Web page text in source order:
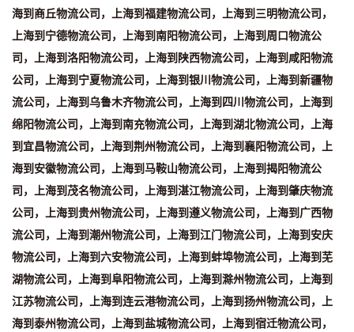
海到商丘物流公司，上海到福建物流公司，上海到三明物流公司，
上海到宁德物流公司，上海到南阳物流公司，上海到周口物流公
司，上海到洛阳物流公司，上海到陕西物流公司，上海到咸阳物流
公司，上海到宁夏物流公司，上海到银川物流公司，上海到新疆物
流公司，上海到乌鲁木齐物流公司，上海到四川物流公司，上海到
绵阳物流公司，上海到南充物流公司，上海到湖北物流公司，上海
到宜昌物流公司，上海到荆州物流公司，上海到襄阳物流公司，上
海到安徽物流公司，上海到马鞍山物流公司，上海到揭阳物流公
司，上海到茂名物流公司，上海到湛江物流公司，上海到肇庆物流
公司，上海到贵州物流公司，上海到遵义物流公司，上海到广西物
流公司，上海到潮州物流公司，上海到江门物流公司，上海到安庆
物流公司，上海到六安物流公司，上海到蚌埠物流公司，上海到芜
湖物流公司，上海到阜阳物流公司，上海到滁州物流公司，上海到
江苏物流公司，上海到连云港物流公司，上海到扬州物流公司，上
海到泰州物流公司，上海到盐城物流公司，上海到宿迁物流公司，